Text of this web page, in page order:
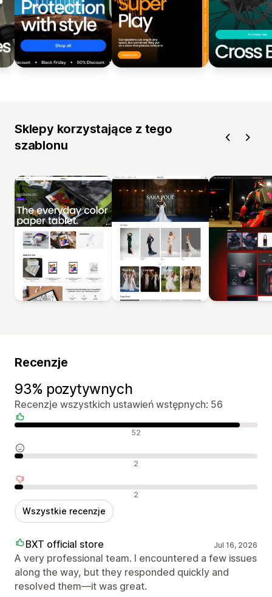
Sklepy korzystające z tego
szablonu
Recenzje
93% pozytywnych
Recenzje wszystkich ustawień wstępnych: 56
Pozytywne recenzje 52
Neutralne recenzje 2
Negatywne recenzje 2
Wszystkie recenzje
BXT official store Jul 16, 2026
A very professional team. I encountered a few issues
along the way, but they responded quickly and
resolved them—it was great.